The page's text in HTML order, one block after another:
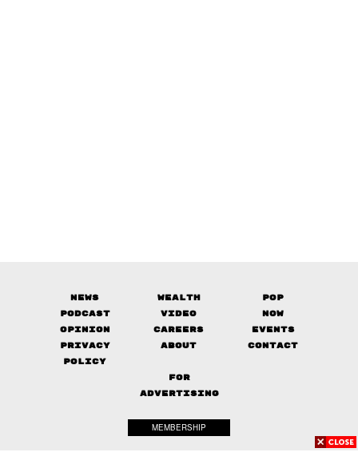
News Wealth
Pop
Podcast
Video
Now
Opinion
Careers
Events
Privacy
Policy
About Contact
FOR
ADVERTISING
MEMBERSHIP